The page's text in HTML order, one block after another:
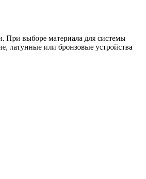
При выборе материала для системы
латунные или бронзовые устройства